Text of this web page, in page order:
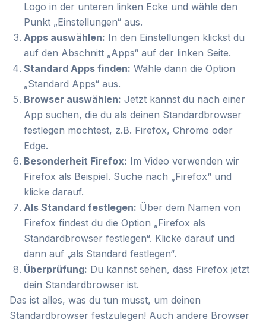
Logo in der unteren linken Ecke und wähle den
Punkt „Einstellungen“ aus.
Apps auswählen: In den Einstellungen klickst du
auf den Abschnitt „Apps“ auf der linken Seite.
Standard Apps finden: Wähle dann die Option
„Standard Apps“ aus.
Browser auswählen: Jetzt kannst du nach einer
App suchen, die du als deinen Standardbrowser
festlegen möchtest, z.B. Firefox, Chrome oder
Edge.
Besonderheit Firefox: Im Video verwenden wir
Firefox als Beispiel. Suche nach „Firefox“ und
klicke darauf.
Als Standard festlegen: Über dem Namen von
Firefox findest du die Option „Firefox als
Standardbrowser festlegen“. Klicke darauf und
dann auf „als Standard festlegen“.
Überprüfung: Du kannst sehen, dass Firefox jetzt
dein Standardbrowser ist.
Das ist alles, was du tun musst, um deinen
Standardbrowser festzulegen! Auch andere Browser